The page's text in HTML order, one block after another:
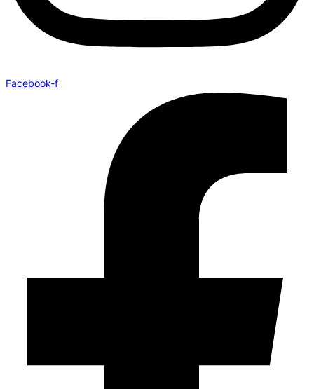
Facebook-f